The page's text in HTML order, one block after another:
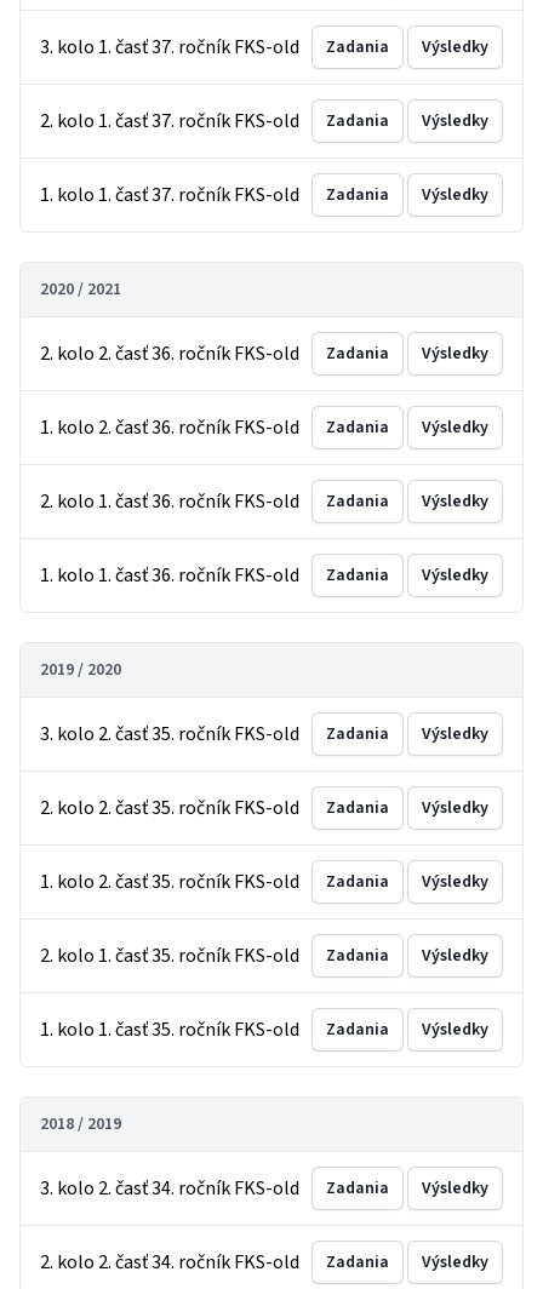
3. kolo 1. časť 37. ročník FKS-old Zadania Výsledky
2. kolo 1. časť 37. ročník FKS-old Zadania Výsledky
1. kolo 1. časť 37. ročník FKS-old Zadania Výsledky
2020 / 2021
2. kolo 2. časť 36. ročník FKS-old Zadania Výsledky
1. kolo 2. časť 36. ročník FKS-old Zadania Výsledky
2. kolo 1. časť 36. ročník FKS-old Zadania Výsledky
1. kolo 1. časť 36. ročník FKS-old Zadania Výsledky
2019 / 2020
3. kolo 2. časť 35. ročník FKS-old Zadania Výsledky
2. kolo 2. časť 35. ročník FKS-old Zadania Výsledky
1. kolo 2. časť 35. ročník FKS-old Zadania Výsledky
2. kolo 1. časť 35. ročník FKS-old Zadania Výsledky
1. kolo 1. časť 35. ročník FKS-old Zadania Výsledky
2018 / 2019
3. kolo 2. časť 34. ročník FKS-old Zadania Výsledky
2. kolo 2. časť 34. ročník FKS-old Zadania Výsledky